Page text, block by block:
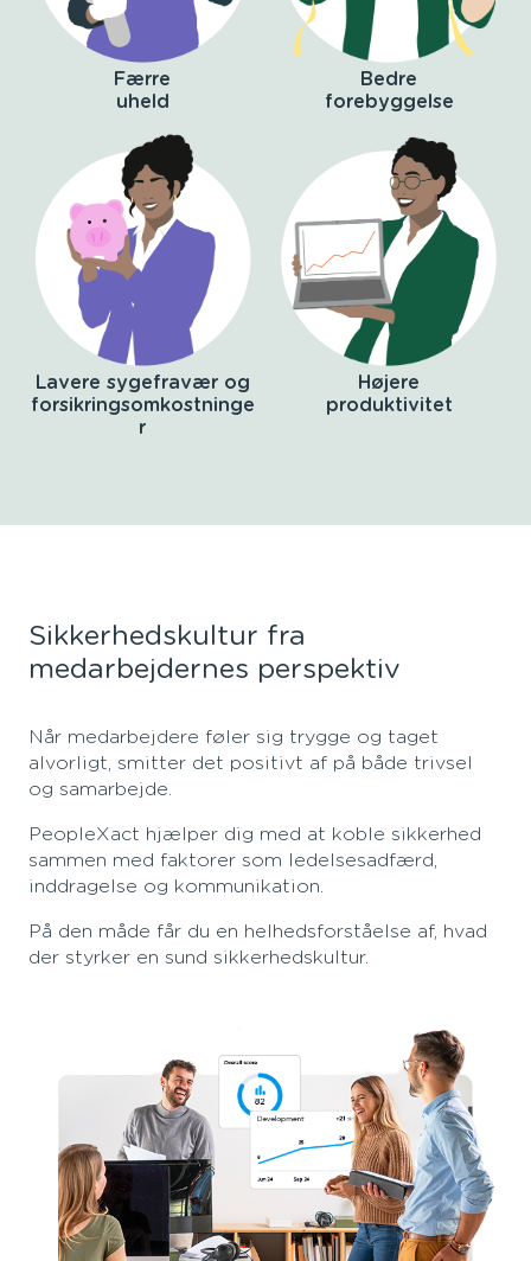
Færre
uheld
Bedre
forebyggelse
Lavere sygefravær og
forsikringsomkostninge
r
Højere
produktivitet
Sikkerhedskultur fra
medarbejdernes perspektiv
Når medarbejdere føler sig trygge og taget
alvorligt, smitter det positivt af på både trivsel
og samarbejde.
PeopleXact hjælper dig med at koble sikkerhed
sammen med faktorer som ledelsesadfærd,
inddragelse og kommunikation.
På den måde får du en helhedsforståelse af, hvad
der styrker en sund sikkerhedskultur.